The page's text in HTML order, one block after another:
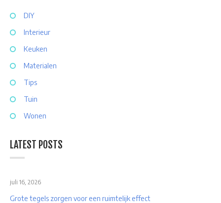
DIY
Interieur
Keuken
Materialen
Tips
Tuin
Wonen
LATEST POSTS
Grote tegels zorgen voor een ruimtelijk effect
juli 16, 2026